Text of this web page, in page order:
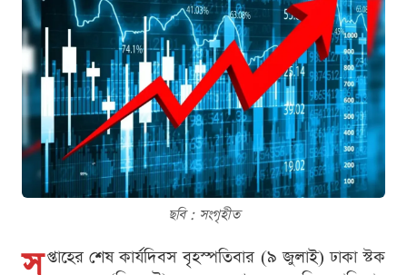
ছবি : সংগৃহীত
স প্তাহের শেষ কার্যদিবস বৃহস্পতিবার (৯ জুলাই) ঢাকা স্টক